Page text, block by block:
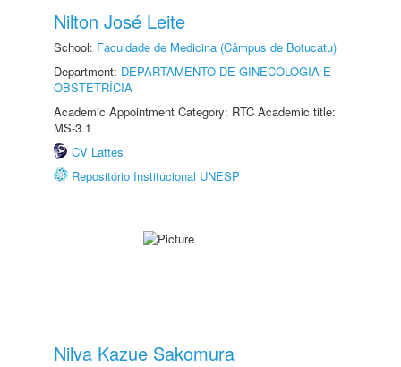
Nilton José Leite
School: Faculdade de Medicina (Câmpus de Botucatu)
Department: DEPARTAMENTO DE GINECOLOGIA E
OBSTETRÍCIA
Academic Appointment Category: RTC Academic title:
MS-3.1
CV Lattes
Repositório Institucional UNESP
Nilva Kazue Sakomura